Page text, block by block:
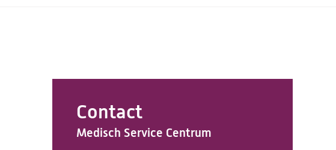
Contact
Medisch Service Centrum